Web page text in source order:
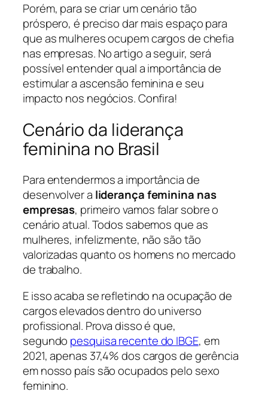
Porém, para se criar um cenário tão
próspero, é preciso dar mais espaço para
que as mulheres ocupem cargos de chefia
nas empresas. No artigo a seguir, será
possível entender qual a importância de
estimular a ascensão feminina e seu
impacto nos negócios. Confira!
Cenário da liderança
feminina no Brasil
Para entendermos a importância de
desenvolver a liderança feminina nas
empresas, primeiro vamos falar sobre o
cenário atual. Todos sabemos que as
mulheres, infelizmente, não são tão
valorizadas quanto os homens no mercado
de trabalho.
E isso acaba se refletindo na ocupação de
cargos elevados dentro do universo
profissional. Prova disso é que,
segundo pesquisa recente do IBGE, em
2021, apenas 37,4% dos cargos de gerência
em nosso país são ocupados pelo sexo
feminino.